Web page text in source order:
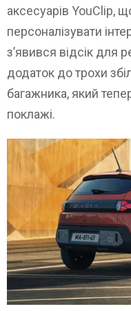
аксесуарів YouClip,
персоналізувати
з’явився відсік для
додаток до трохи
багажника, який
поклажі.